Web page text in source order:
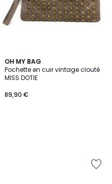
OH MY BAG
Pochette en cuir vintage clouté
MISS DOTIE
89,90 €